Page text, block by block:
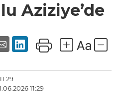
Aziziye’de
11:29